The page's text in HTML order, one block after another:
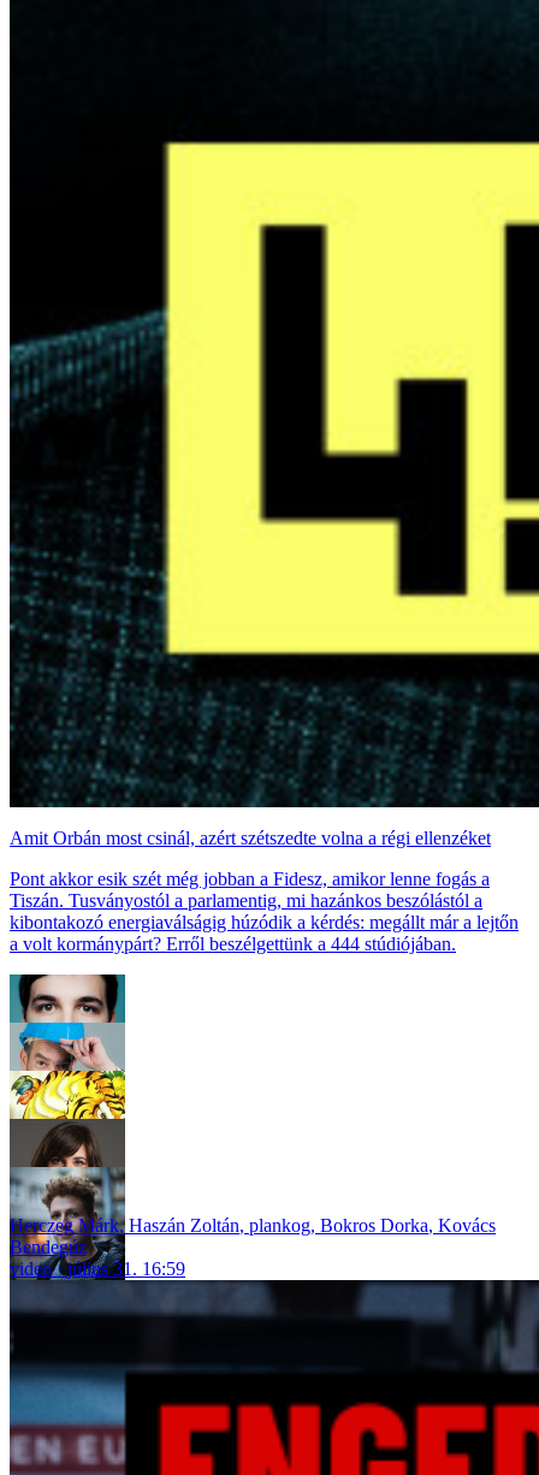
Amit Orbán most csinál, azért szétszedte volna a régi ellenzéket
Pont akkor esik szét még jobban a Fidesz, amikor lenne fogás a
Tiszán. Tusványostól a parlamentig, mi hazánkos beszólástól a
kibontakozó energiaválságig húzódik a kérdés: megállt már a lejtőn
a volt kormánypárt? Erről beszélgettünk a 444 stúdiójában.
Herczeg Márk,Haszán Zoltán, plankog, Bokros Dorka, Kovács
Bendegúz
video
július 31. 16:59